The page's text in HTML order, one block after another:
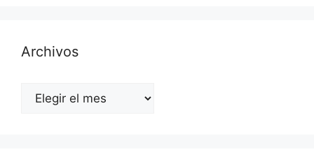
Archivos
Archivos